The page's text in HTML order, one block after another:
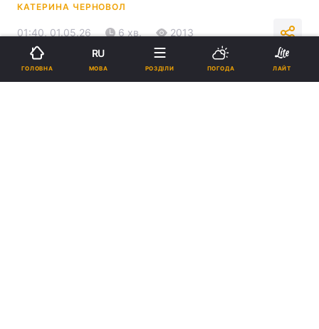
КАТЕРИНА ЧЕРНОВОЛ
01:40, 01.05.26 6 хв. 2013
Підпишіться на нас в Google
ГОЛОВНА
RU
МОВА РОЗДІЛИ ПОГОДА ЛАЙТ